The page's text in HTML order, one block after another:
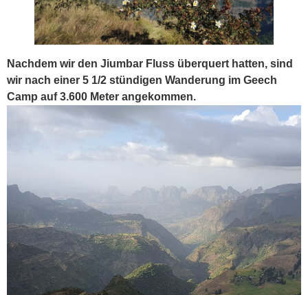
Nachdem wir den Jiumbar Fluss überquert hatten, sind
wir nach einer 5 1/2 stündigen Wanderung im Geech
Camp auf 3.600 Meter angekommen.